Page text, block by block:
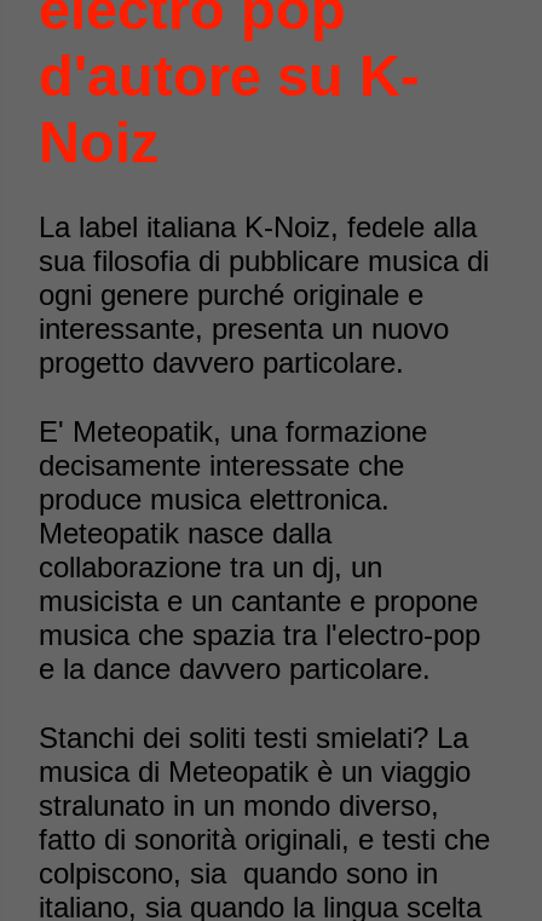
d'autore su K-
Noiz
La label italiana K-Noiz, fedele alla
sua filosofia di pubblicare musica di
ogni genere purché originale e
interessante, presenta un nuovo
progetto davvero particolare.
E' Meteopatik, una formazione
decisamente interessate che
produce musica elettronica.
Meteopatik nasce dalla
collaborazione tra un dj, un
musicista e un cantante e propone
musica che spazia tra l'electro-pop
e la dance davvero particolare.
Stanchi dei soliti testi smielati? La
musica di Meteopatik è un viaggio
stralunato in un mondo diverso,
fatto di sonorità originali, e testi che
colpiscono, sia quando sono in
italiano, sia quando la lingua scelta